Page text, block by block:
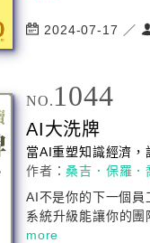
2024-07-17 ／
NO. 1044
AI大洗牌
當AI重塑知識經濟，
作者：桑吉．保羅．
AI不是你的下一個
系統升級能讓你的團
more